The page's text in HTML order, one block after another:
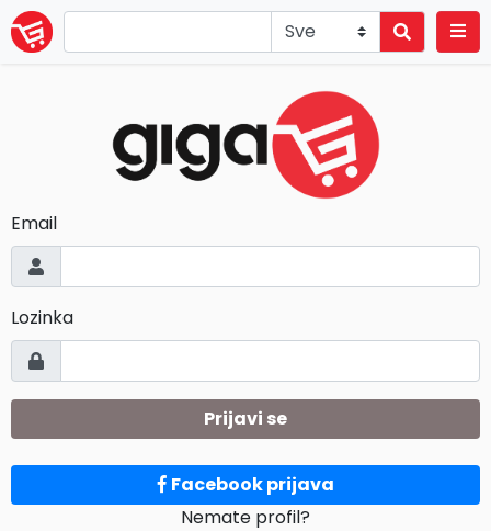
Email
Lozinka
Prijavi se
Facebook prijava
Nemate profil?